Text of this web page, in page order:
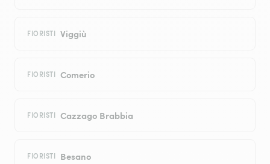
FIORISTI Viggiù
FIORISTI Comerio
FIORISTI Cazzago Brabbia
FIORISTI Besano